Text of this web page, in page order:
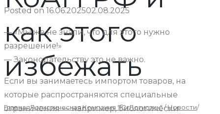
как этого
избежать
ГлавнаяЛогистическая Компания "ЮгЛогистик"/Новости/
Posted on 16.06.202502.08.2025
— «Мы же не знали, что для этого нужно
разрешение!»
— Законодательству это не важно.
Если вы занимаетесь импортом товаров, на
которые распространяются специальные
ограничения — например, биологически